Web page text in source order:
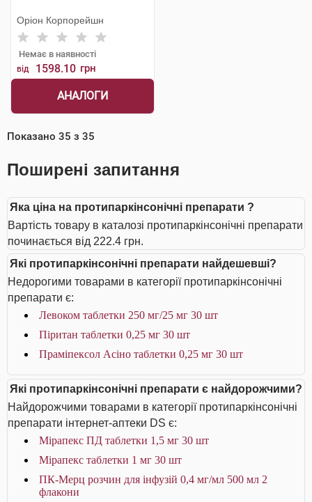
Оріон Корпорейшн
Немає в наявності
від 1598.10 грн
АНАЛОГИ
Показано 35 з 35
Поширені запитання
Яка ціна на протипаркінсонічні препарати ?
Вартість товару в каталозі протипаркінсонічні препарати
починається від 222.4 грн.
Які протипаркінсонічні препарати найдешевші?
Недорогими товарами в категорії протипаркінсонічні
препарати є:
Левоком таблетки 250 мг/25 мг 30 шт
Піритан таблетки 0,25 мг 30 шт
Праміпексол Асіно таблетки 0,25 мг 30 шт
Які протипаркінсонічні препарати є найдорожчими?
Найдорожчими товарами в категорії протипаркінсонічні
препарати інтернет-аптеки DS є:
Мірапекс ПД таблетки 1,5 мг 30 шт
Мірапекс таблетки 1 мг 30 шт
ПК-Мерц розчин для інфузій 0,4 мг/мл 500 мл 2
флакони